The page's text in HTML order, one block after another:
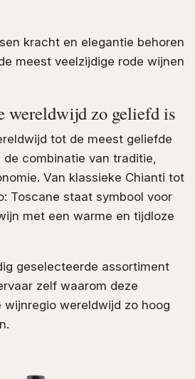
kracht en elegantie behoren
meest veelzijdige rode wijnen
wereldwijd zo geliefd is
tot de meest geliefde
de combinatie van traditie,
Van klassieke Chianti tot
Toscane staat symbool voor
met een warme en tijdloze
geselecteerde assortiment
zelf waarom deze
wijnregio wereldwijd zo hoog